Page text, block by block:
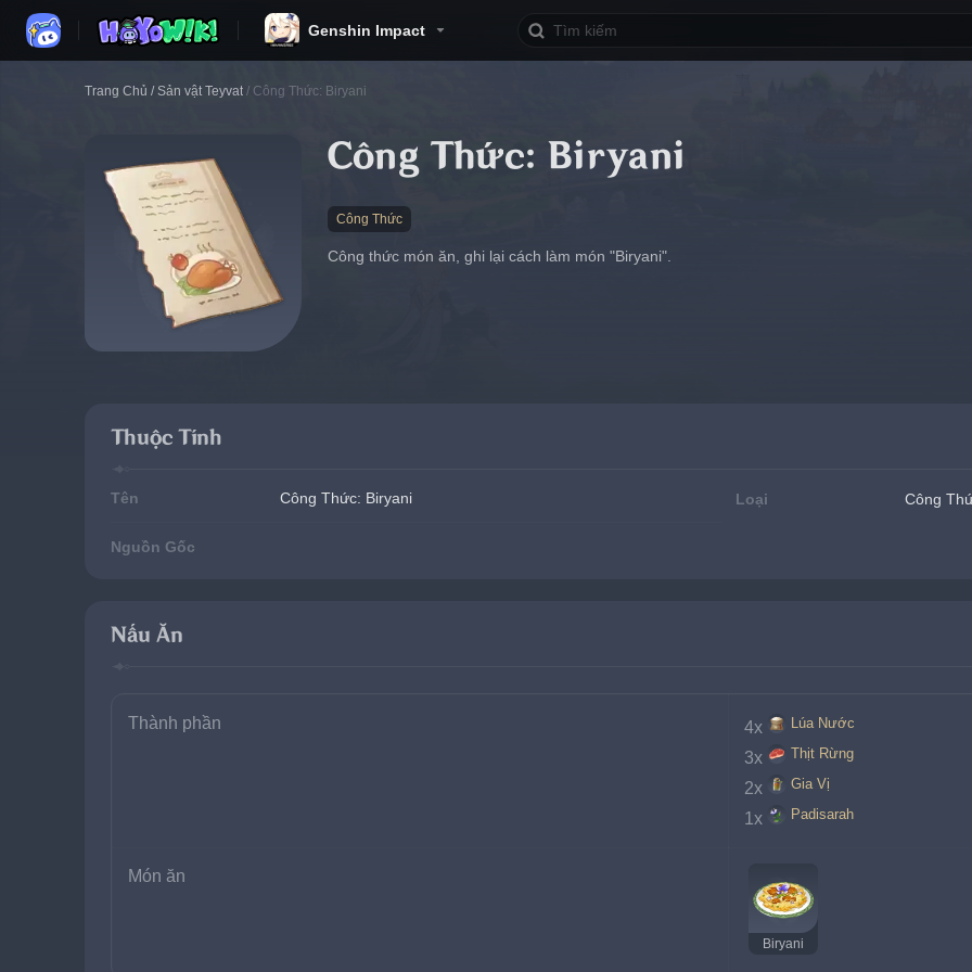
Genshin Impact
Trang Chủ / Sản vật Teyvat / Công Thức: Biryani
Công Thức: Biryani
Công Thức
Công thức món ăn, ghi lại cách làm món "Biryani".
Thuộc Tính
Tên Công Thức: Biryani Loại Công
Nguồn Gốc
Nấu Ăn
Thành phần 4x Lúa Nước
3x Thịt Rừng
2x Gia Vị
1x Padisarah
Món ăn
Biryani